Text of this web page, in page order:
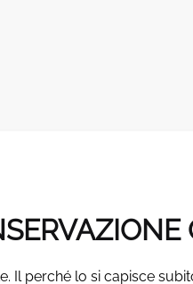
perché lo si capisce